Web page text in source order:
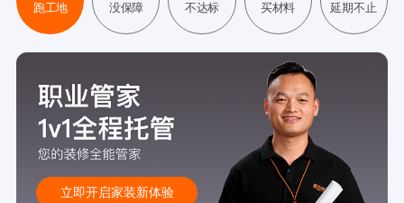
跑工地
没保障
不达标
买材料
延期不止
立即开启家装新体验